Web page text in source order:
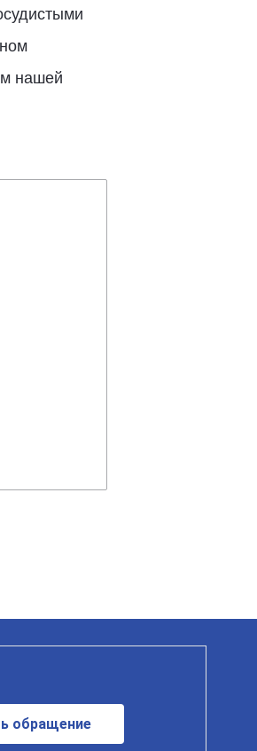
нашей
обращение